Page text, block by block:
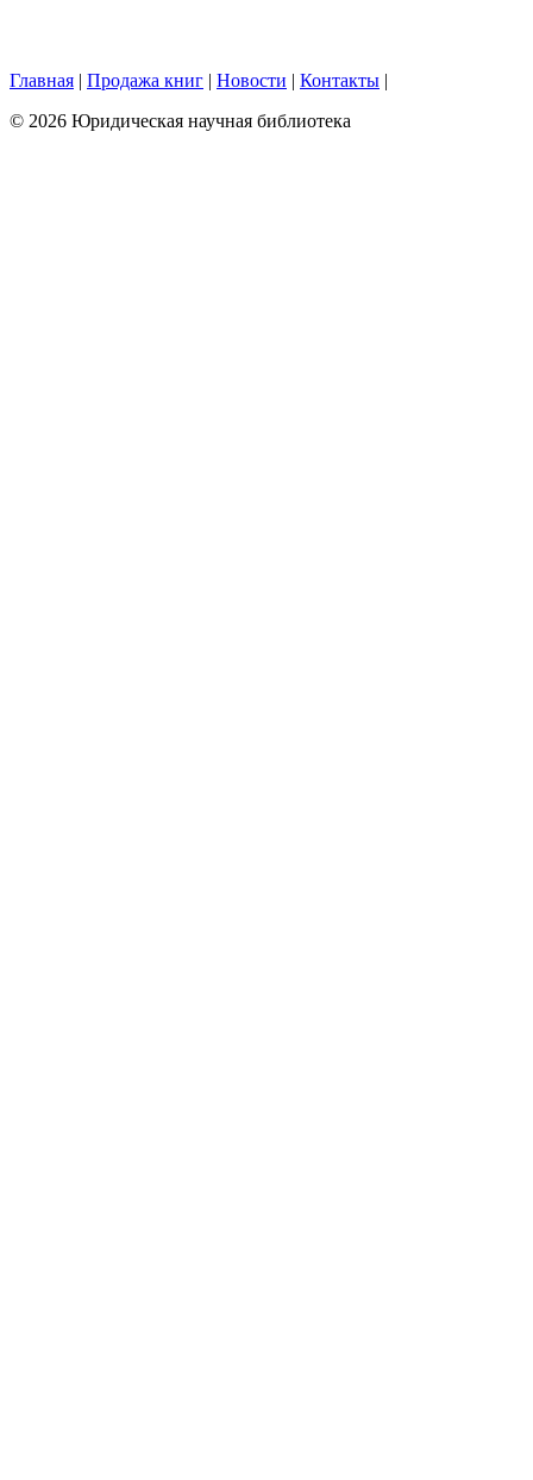
Главная | Продажа книг | Новости | Контакты |
© 2026 Юридическая научная библиотека